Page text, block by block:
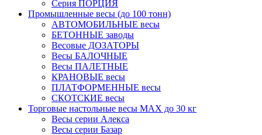
Серия ПОРЦИЯ
Промышленные весы (до 100 тонн)
АВТОМОБИЛЬНЫЕ весы
БЕТОННЫЕ заводы
Весовые ДОЗАТОРЫ
Весы БАЛОЧНЫЕ
Весы ПАЛЕТНЫЕ
КРАНОВЫЕ весы
ПЛАТФОРМЕННЫЕ весы
СКОТСКИЕ весы
Торговые настольные весы MAX до 30 кг
Весы серии Алекса
Весы серии Базар